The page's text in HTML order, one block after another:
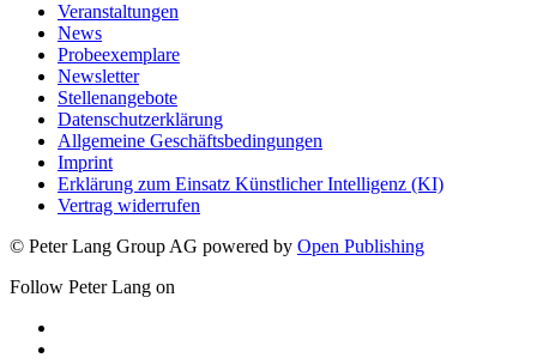
Veranstaltungen
News
Probeexemplare
Newsletter
Stellenangebote
Datenschutzerklärung
Allgemeine Geschäftsbedingungen
Imprint
Erklärung zum Einsatz Künstlicher Intelligenz (KI)
Vertrag widerrufen
© Peter Lang Group AG powered by Open Publishing
Follow Peter Lang on